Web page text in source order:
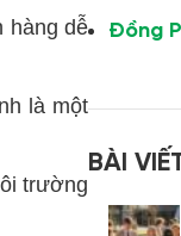
hàng dễ
là một
trường
Đồng
BÀI